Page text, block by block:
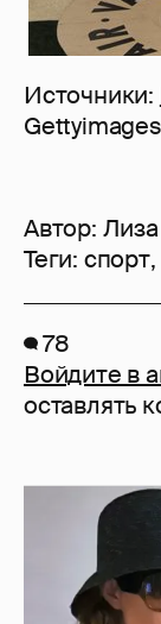
Источники:
Автор:
Теги: спорт,
78
Войдите в
оставлять